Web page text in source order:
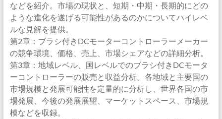
などを紹介。市場の現状と、短期・中期・長期的にどの
ような進化を遂げる可能性があるのかについてハイレベ
ルな見解を提供。
第2章：ブラシ付きDCモーターコントローラーメーカー
の競争環境、価格、売上、市場シェアなどの詳細分析。
第3章：地域レベル、国レベルでのブラシ付きDCモータ
ーコントローラーの販売と収益分析。各地域と主要国の
市場規模と発展可能性を定量的に分析し、世界各国の市
場発展、今後の発展展望、マーケットスペース、市場規
模などを収録。